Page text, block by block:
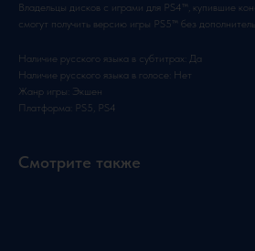
Владельцы дисков с играми для PS4™, купившие
смогут получить версию игры PS5™ без
Наличие русского языка в субтитрах: Да
Наличие русского языка в голосе: Нет
Жанр игры: Экшен
Платформа: PS5, PS4
Смотрите также